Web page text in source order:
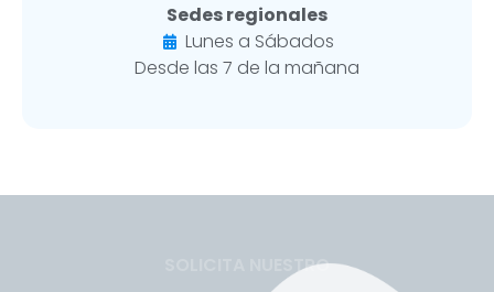
Sedes regionales
Lunes a Sábados
Desde las 7 de la mañana
SOLICITA NUESTRO